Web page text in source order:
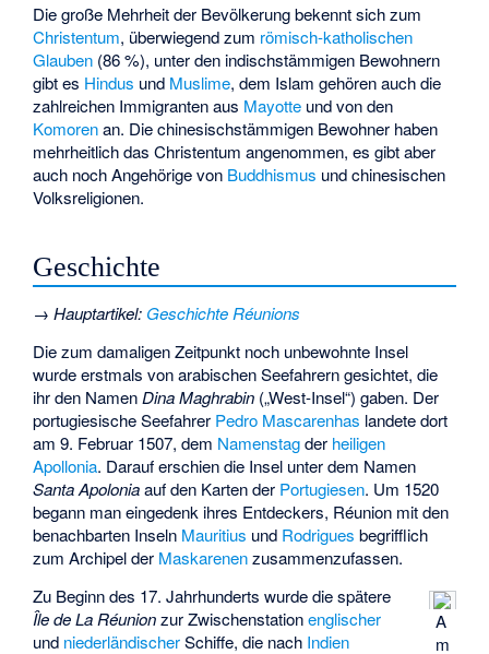
Die große Mehrheit der Bevölkerung bekennt sich zum
Christentum, überwiegend zum römisch-katholischen
Glauben (86 %), unter den indischstämmigen Bewohnern
gibt es Hindus und Muslime, dem Islam gehören auch die
zahlreichen Immigranten aus Mayotte und von den
Komorenan. Die chinesischstämmigen Bewohner haben
mehrheitlich das Christentum angenommen, es gibt aber
auch noch Angehörige von Buddhismus und chinesischen
Volksreligionen.
Geschichte
→Hauptartikel: Geschichte Réunions
Die zum damaligen Zeitpunkt noch unbewohnte Insel
wurde erstmals von arabischen Seefahrern gesichtet, die
ihr den NamenDina Maghrabin („West-Insel“) gaben. Der
portugiesische Seefahrer Pedro Mascarenhas landete dort
am 9. Februar 1507, dem Namenstagder heiligen
Apollonia. Darauf erschien die Insel unter dem Namen
Santa Apoloniaauf den Karten der Portugiesen. Um 1520
begann man eingedenk ihres Entdeckers, Réunion mit den
benachbarten Inseln Mauritius und Rodrigues begrifflich
zum Archipel der Maskarenenzusammenzufassen.
A
m
Zu Beginn des 17. Jahrhunderts wurde die spätere
Île de La Réunionzur Zwischenstationenglischer
und niederländischerSchiffe, die nach Indien